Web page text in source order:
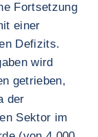
Fortsetzung
einer
Defizits.
wird
getrieben,
der
Sektor im